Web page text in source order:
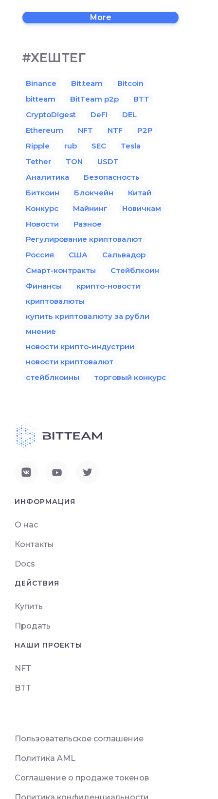
More
#ХЕШТЕГ
Binance Bit.team
Bitcoin
bitteam
BitTeam p2p
BTT
CryptoDigest
DeFi
DEL
Ethereum
NFT NTF
P2P
Ripple
rub SEC
Tesla
Tether
TON
USDT
Аналитика
Безопасность
Биткоин
Блокчейн
Китай
Конкурс
Майнинг
Новичкам
Новости
Разное
Регулирование криптовалют
Россия
США
Сальвадор
Смарт-контракты
Стейблкоин
Финансы
крипто-новости
криптовалюты
купить криптовалюту за рубли
мнение
новости крипто-индустрии
новости криптовалют
стейблкоины
торговый конкурс
ИНФОРМАЦИЯ
О нас
Контакты
Docs
ДЕЙСТВИЯ
Купить
Продать
НАШИ ПРОЕКТЫ
NFT
BTT
Пользовательское соглашение
Политика AML
Соглашение о продаже токенов